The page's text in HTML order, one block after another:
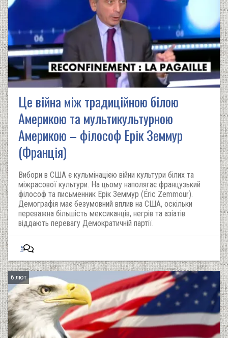
Це війна між традиційною білою
Америкою та мультикультурною
Америкою – філософ Ерік Земмур
(Франція)
Вибори в США є кульмінацією війни культури білих та
міжрасової культури. На цьому наполягає французький
філософ та письменник Ерік Земмур (Éric Zemmour).
Демографія має безумовний вплив на США, оскільки
переважна більшість мексиканців, негрів та азіатів
віддають перевагу Демократичній партії.
5
6 лют